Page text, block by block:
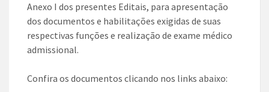
Anexo I dos presentes Editais, para apresentação
dos documentos e habilitações exigidas de suas
respectivas funções e realização de exame médico
admissional.
Confira os documentos clicando nos links abaixo: